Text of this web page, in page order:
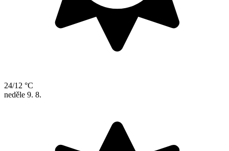
24/12 °C
neděle 9. 8.